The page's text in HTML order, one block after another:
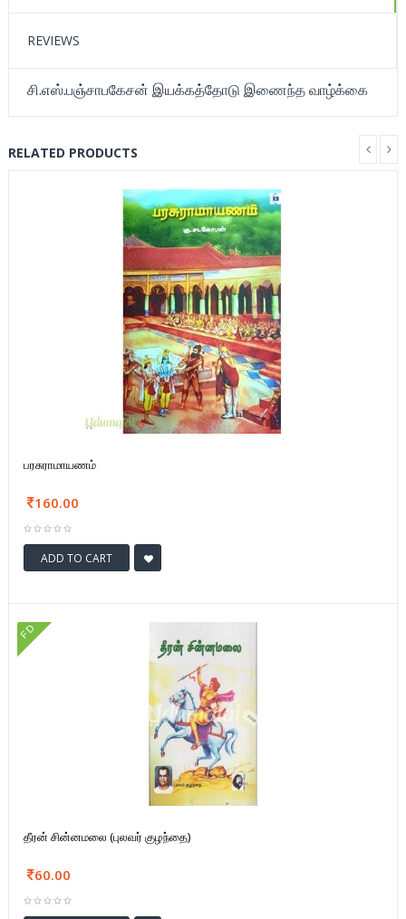
REVIEWS
சி.எஸ்.பஞ்சாபகேசன் இயக்கத்தோடு இணைந்த வாழ்க்கை
RELATED PRODUCTS
பரசுராமாயணம்
160.00
ADD TO CART
FD
தீரன் சின்னமலை (புலவர் குழந்தை)
60.00